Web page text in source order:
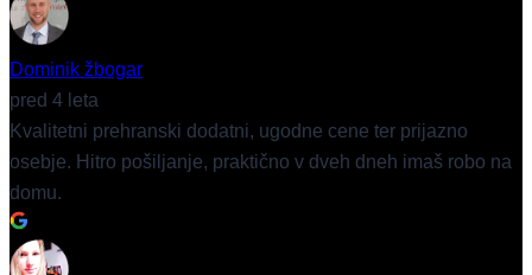
Dominik žbogar
pred 4 leta
Kvalitetni prehranski dodatni, ugodne cene ter prijazno
osebje. Hitro pošiljanje, praktično v dveh dneh imaš robo na
domu.